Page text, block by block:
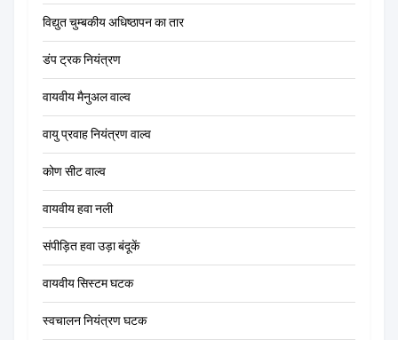
विद्युत चुम्बकीय अधिष्ठापन का तार
डंप ट्रक नियंत्रण
वायवीय मैनुअल वाल्व
वायु प्रवाह नियंत्रण वाल्व
कोण सीट वाल्व
वायवीय हवा नली
संपीड़ित हवा उड़ा बंदूकें
वायवीय सिस्टम घटक
स्वचालन नियंत्रण घटक